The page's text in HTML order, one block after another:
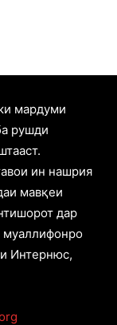
мардуми
рушди
ин нашрия
мавқеи
дар
муаллифонро
Интернюс,